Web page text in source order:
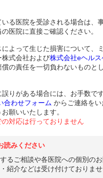
いる医院を受診される場合は、
医院に直接ご確認ください。
によって生じた損害について、
株式会社および株式会社eヘルス
償の責任を一切負わないものと
りがある場合には、お手数で
合わせフォーム からご連絡をい
願いいたします。
対応は行っておりません
読みください
るご相談や各医院への個別のお
紹介などは受け付けておりませ